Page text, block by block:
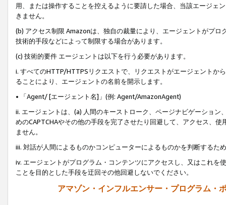
用、または操作することを控えるように要請した場合、当該エージェ
きません。
(b) アクセス制限 Amazonは、独自の裁量により、エージェントがプ
技術的手段などによって制限する場合があります。
(c) 技術的要件 エージェントは以下を行う必要があります。
i. すべてのHTTP/HTTPSリクエストで、リクエストがエージェントか
ることにより、エージェントの名前を開示します。
• 「Agent/ [エージェント名]」(例: Agent/AmazonAgent)
ii. エージェントは、(a) 人間のキーストローク、ページナビゲーショ
めのCAPTCHAやその他の手段を完了させたり回避して、アクセス、
ません。
iii. 対話が人間によるものかコンピューターによるものかを判断するた
iv. エージェントがプログラム・コンテンツにアクセスし、又はこれ
ことを目的とした手段を迂回その他回避しないでください。
アマゾン・インフルエンサー・プログラム・